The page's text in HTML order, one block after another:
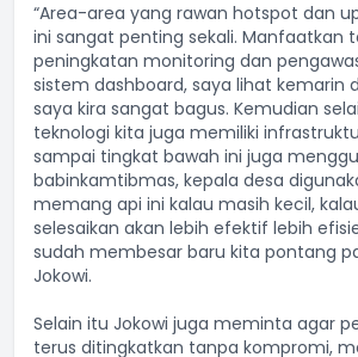
“Area-area yang rawan hotspot dan
ini sangat penting sekali. Manfaatkan
peningkatan monitoring dan
sistem dashboard, saya lihat kemarin
saya kira sangat bagus. Kemudian
teknologi kita juga memiliki
sampai tingkat bawah ini juga
babinkamtibmas, kepala desa
memang api ini kalau masih kecil,
selesaikan akan lebih efektif lebih
sudah membesar baru kita pontang
Jokowi.
Selain itu Jokowi juga meminta agar
terus ditingkatkan tanpa kompromi,